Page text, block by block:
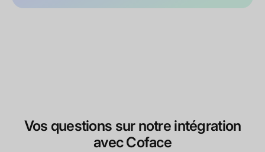
Vos questions sur notre intégration
avec Coface